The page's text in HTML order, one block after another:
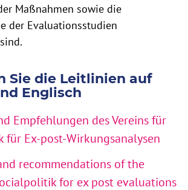
Maßnahmen sowie die
der Evaluationsstudien
Sie die Leitlinien auf
Englisch
Empfehlungen des Vereins für
für Ex-post-Wirkungsanalysen
recommendations of the
for ex post evaluations